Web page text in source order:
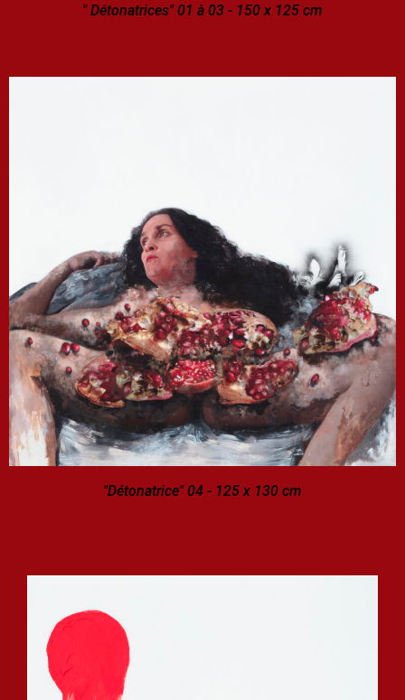
" Détonatrices" 01 à 03 - 150 x 125 cm
"Détonatrice" 04 - 125 x 130 cm